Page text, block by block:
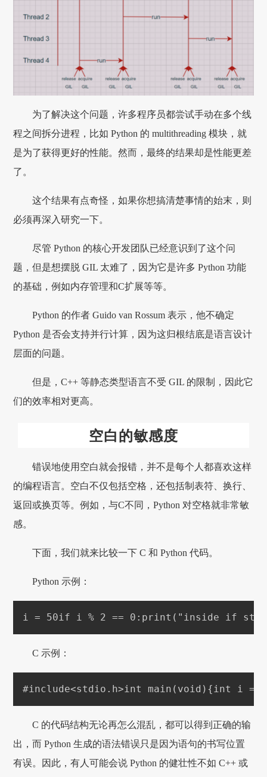
为了解决这个问题，许多程序员都尝试手动在多个线
程之间拆分进程，比如 Python 的 multithreading 模块，就
是为了获得更好的性能。然而，最终的结果却是性能更差
了。
这个结果有点奇怪，如果你想搞清楚事情的始末，则
必须再深入研究一下。
尽管 Python 的核心开发团队已经意识到了这个问
题，但是想摆脱 GIL 太难了，因为它是许多 Python 功能
的基础，例如内存管理和C扩展等等。
Python 的作者 Guido van Rossum 表示，他不确定
Python 是否会支持并行计算，因为这归根结底是语言设计
层面的问题。
但是，C++ 等静态类型语言不受 GIL 的限制，因此它
们的效率相对更高。
空白的敏感度
错误地使用空白就会报错，并不是每个人都喜欢这样
的编程语言。空白不仅包括空格，还包括制表符、换行、
返回或换页等。例如，与C不同，Python 对空格就非常敏
感。
下面，我们就来比较一下 C 和 Python 代码。
Python 示例：
i = 50if i % 2 == 0: print("inside if
C 示例：
#include<stdio.h>int main(void) {int i =
C 的代码结构无论再怎么混乱，都可以得到正确的输
出，而 Python 生成的语法错误只是因为语句的书写位置
有误。因此，有人可能会说 Python 的健壮性不如 C++ 或